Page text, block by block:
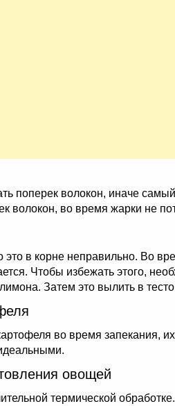
поперек волокон, иначе
волокон, во время жарки не
это в корне неправильно. Во
Чтобы избежать этого,
Затем это вылить в
во время запекания,
овощей
термической